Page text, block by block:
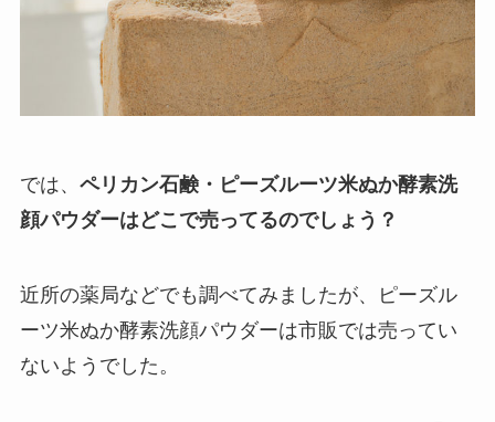
では、 ペリカン石鹸・ピーズルーツ米ぬか酵素洗
顔パウダーはどこで売ってるのでしょう？
近所の薬局などでも調べてみましたが、ピーズル
ーツ米ぬか酵素洗顔パウダーは市販では売ってい
ないようでした。